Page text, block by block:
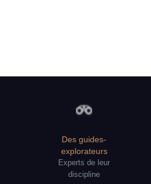
Des guides-
explorateurs
Experts de leur
discipline